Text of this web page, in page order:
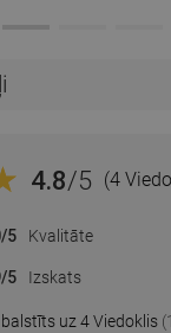
4.8/5 (4
uz 4 Viedoklis
/5 Kvalitāte
/5 Izskats